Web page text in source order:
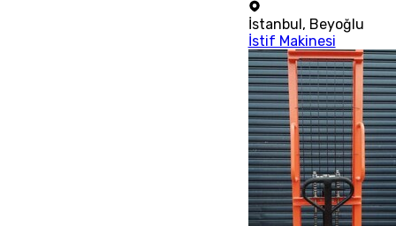
İstanbul, Beyoğlu
İstif Makinesi